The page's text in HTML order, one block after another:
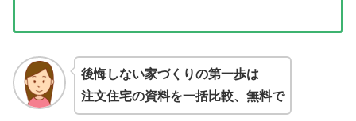
後悔しない家づくりの第一歩は
注文住宅の資料を一括比較、無料で